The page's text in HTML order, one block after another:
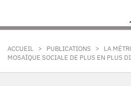
ACCUEIL > PUBLICATIONS >
LA
MOSAÏQUE SOCIALE DE PLUS EN PLUS